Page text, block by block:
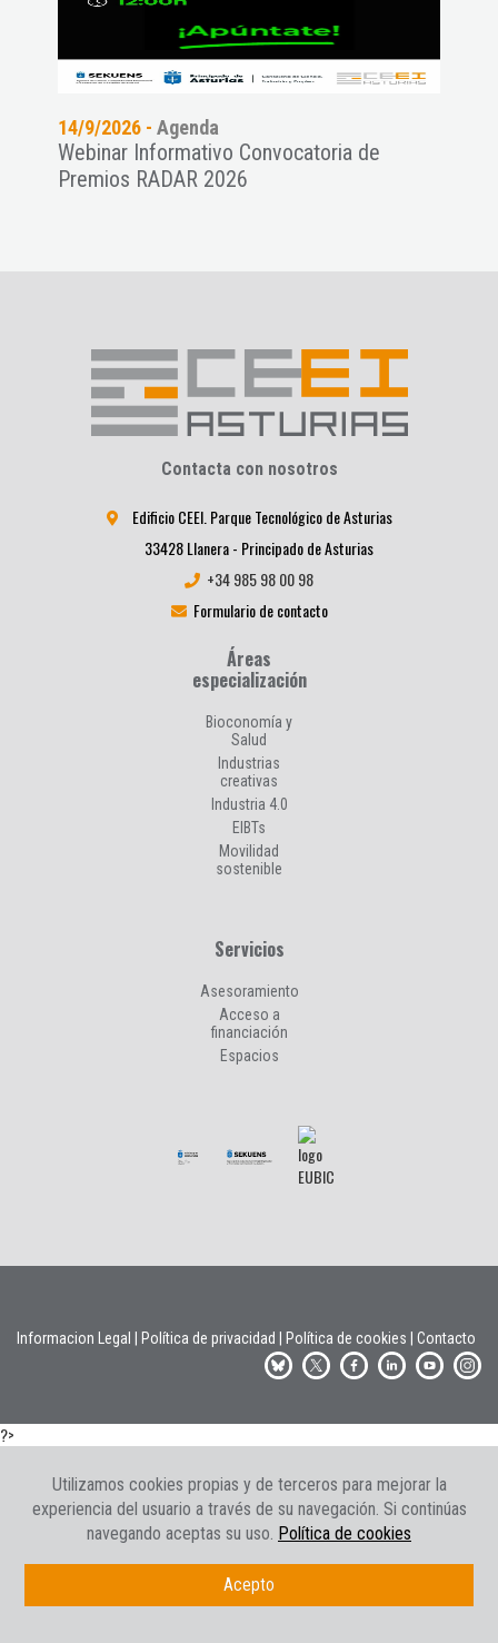
14/9/2026 -Agenda
Webinar Informativo Convocatoria de
Premios RADAR 2026
Contacta con nosotros
Edificio CEEI. Parque Tecnológico de Asturias
33428 Llanera - Principado de Asturias
+34 985 98 00 98
Formulario de contacto
Áreas
especialización
Bioconomía y
Salud
Industrias
creativas
Industria 4.0
EIBTs
Movilidad
sostenible
Servicios
Asesoramiento
Acceso a
financiación
Espacios
Informacion Legal Política de privacidad Política de cookies Contacto
?>
Utilizamos cookies propias y de terceros para mejorar la
experiencia del usuario a través de su navegación. Si continúas
navegando aceptas su uso. Política de cookies
Acepto